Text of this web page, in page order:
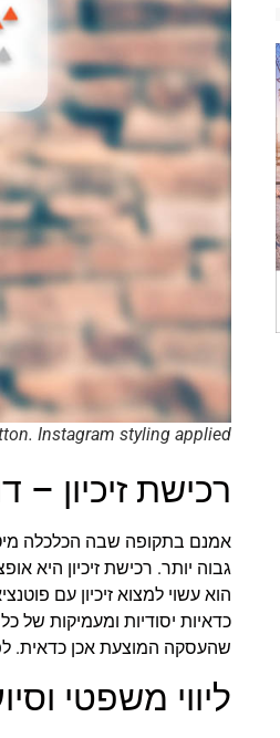
Instagram styling applied.
רכישת זיכיון –
אמנם בתקופה שבה הכלכלה
גבוה יותר. רכישת זיכיון היא
הוא עשוי למצוא זיכיון עם
כדאיות יסודיות ומעמיקות של
שהעסקה המוצעת אכן כדאית.
ליווי משפטי